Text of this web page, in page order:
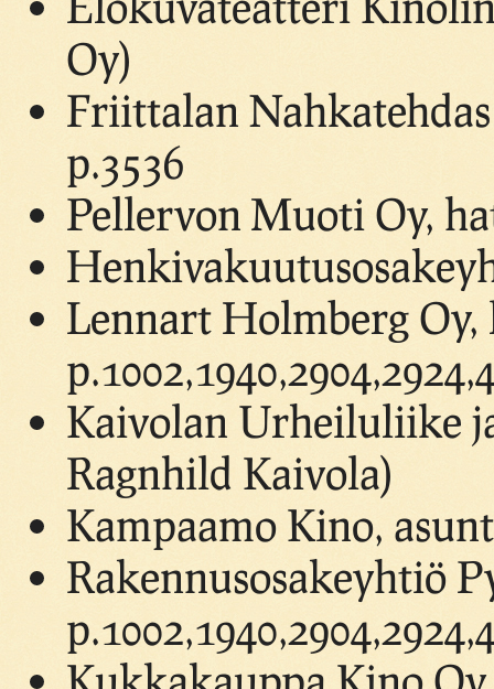
Oy)
Friittalan
p.3536
Pellervon Muoti Oy,
Lennart Holmberg
Kaivolan Urheiluliike
Ragnhild Kaivola)
Kampaamo Kino,
Rakennusosakeyhtiö